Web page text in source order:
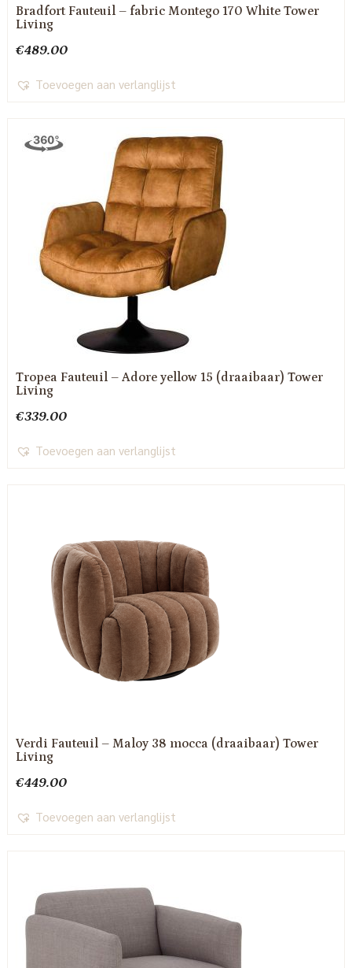
Bradfort Fauteuil – fabric Montego 170 White Tower
Living
€489.00
Toevoegen aan verlanglijst
Tropea Fauteuil – Adore yellow 15 (draaibaar) Tower
Living
€339.00
Toevoegen aan verlanglijst
Verdi Fauteuil – Maloy 38 mocca (draaibaar) Tower
Living
€449.00
Toevoegen aan verlanglijst